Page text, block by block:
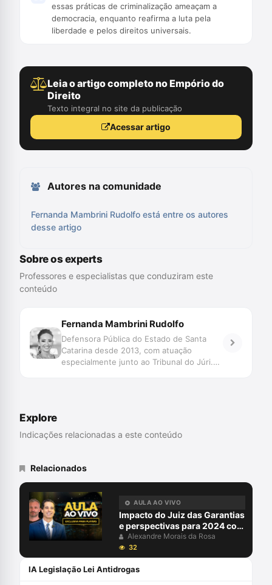
essas práticas de criminalização ameaçam a
democracia, enquanto reafirma a luta pela
liberdade e pelos direitos universais.
Leia o artigo completo no Empório do
Direito
Texto integral no site da publicação
Acessar artigo
Autores na comunidade
Fernanda Mambrini Rudolfo está entre os autores
desse artigo
Sobre os experts
Professores e especialistas que conduziram este
conteúdo
Fernanda Mambrini Rudolfo
Defensora Pública do Estado de Santa
Catarina desde 2013, com atuação
especialmente junto ao Tribunal do Júri.
Explore
Indicações relacionadas a este conteúdo
Relacionados
AULA AO VIVO
Impacto do Juiz das Garantias
e perspectivas para 2024 com
Alexandre Morais da Rosa e
Aury Lopes Jr
Alexandre Morais da Rosa
32
IA Legislação Lei Antidrogas